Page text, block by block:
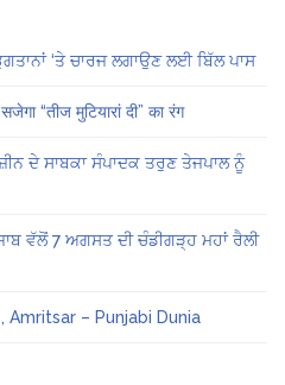
‘ਤੇ ਚਾਰਜ ਲਗਾਉਣ ਲਈ ਬਿੱਲ ਪਾਸ
“तीज मुटियारां दी” का रंग
ਦੇ ਸਾਬਕਾ ਸੰਪਾਦਕ ਤਰੁਣ ਤੇਜਪਾਲ ਨੂੰ
ਵੱਲੋਂ 7 ਅਗਸਤ ਦੀ ਚੰਡੀਗੜ੍ਹ ਮਹਾਂ ਰੈਲੀ
Amritsar – Punjabi Dunia